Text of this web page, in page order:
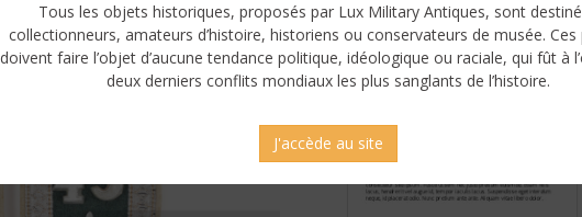
Tous les objets historiques, proposés par Lux Military Antiques, sont
collectionneurs, amateurs d’histoire, historiens ou conservateurs de musée. Ces
doivent faire l’objet d’aucune tendance politique, idéologique ou raciale, qui fût à
deux derniers conflits mondiaux les plus sanglants de l’histoire.
J'accède au site